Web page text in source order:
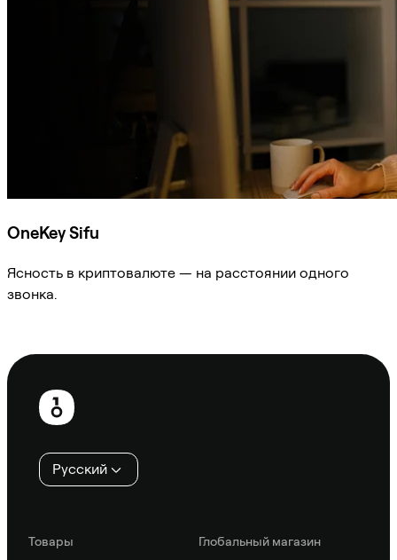
OneKey Sifu
Ясность в криптовалюте — на расстоянии одного
звонка.
Нижний
колонтитул
Русский
Товары
Глобальный магазин